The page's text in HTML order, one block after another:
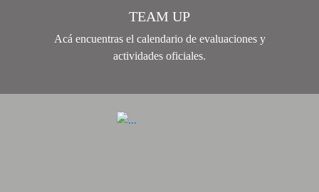
TEAM UP
Acá encuentras el calendario de evaluaciones y
actividades oficiales.